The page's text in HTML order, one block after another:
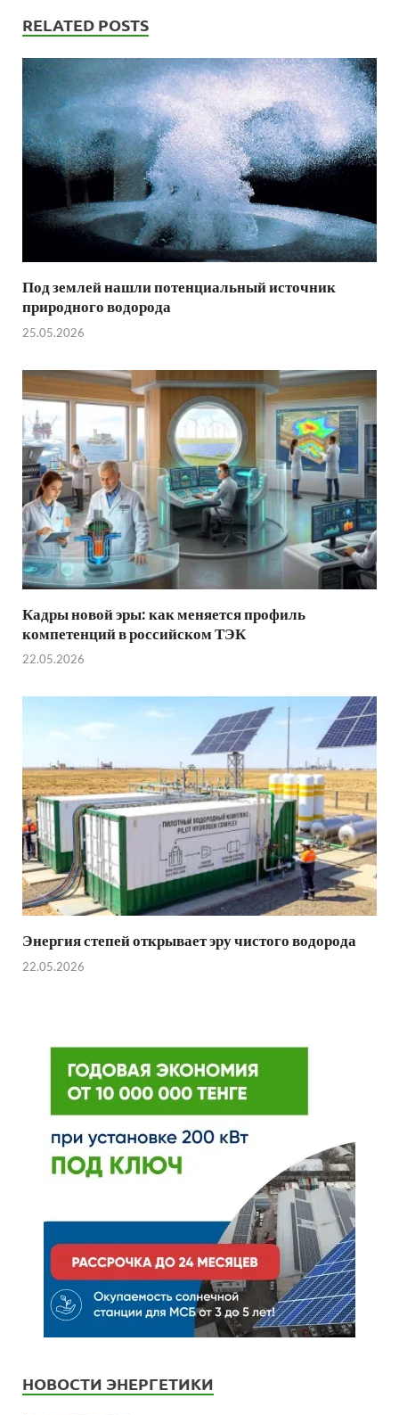
RELATED POSTS
Под землей нашли потенциальный источник
природного водорода
25.05.2026
Кадры новой эры: как меняется профиль
компетенций в российском ТЭК
22.05.2026
Энергия степей открывает эру чистого водорода
22.05.2026
НОВОСТИ ЭНЕРГЕТИКИ